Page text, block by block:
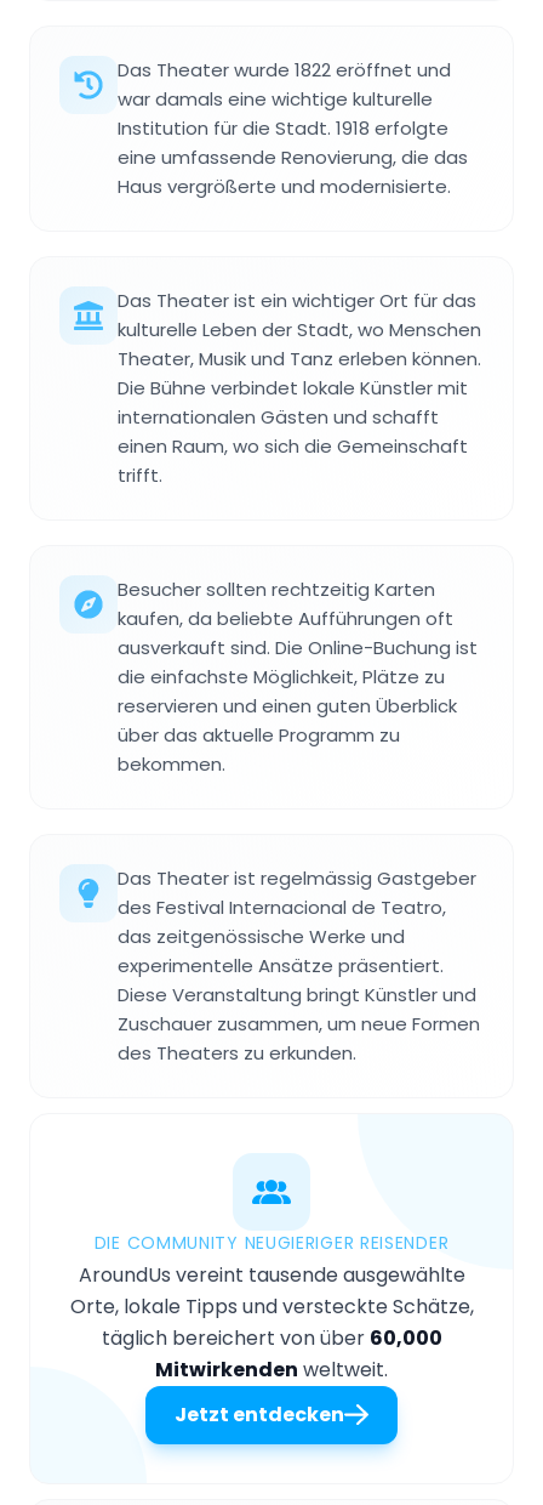
Das Theater wurde 1822 eröffnet und
war damals eine wichtige kulturelle
Institution für die Stadt. 1918 erfolgte
eine umfassende Renovierung, die das
Haus vergrößerte und modernisierte.
Das Theater ist ein wichtiger Ort für das
kulturelle Leben der Stadt, wo Menschen
Theater, Musik und Tanz erleben können.
Die Bühne verbindet lokale Künstler mit
internationalen Gästen und schafft
einen Raum, wo sich die Gemeinschaft
trifft.
Besucher sollten rechtzeitig Karten
kaufen, da beliebte Aufführungen oft
ausverkauft sind. Die Online-Buchung ist
die einfachste Möglichkeit, Plätze zu
reservieren und einen guten Überblick
über das aktuelle Programm zu
bekommen.
Das Theater ist regelmässig Gastgeber
des Festival Internacional de Teatro,
das zeitgenössische Werke und
experimentelle Ansätze präsentiert.
Diese Veranstaltung bringt Künstler und
Zuschauer zusammen, um neue Formen
des Theaters zu erkunden.
DIE COMMUNITY NEUGIERIGER REISENDER
AroundUs vereint tausende ausgewählte
Orte, lokale Tipps und versteckte Schätze,
täglich bereichert von über 60,000
Mitwirkenden weltweit.
Jetzt entdecken